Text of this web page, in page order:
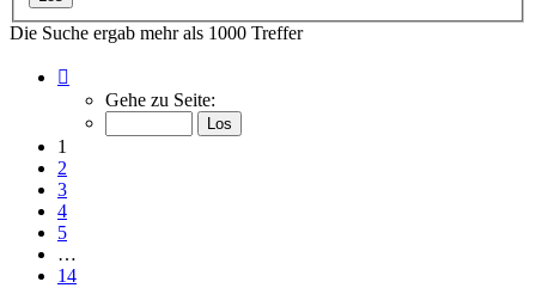
Die Suche ergab mehr als 1000 Treffer
von
Gehe zu Seite:
1
2
3
4
5
…
14